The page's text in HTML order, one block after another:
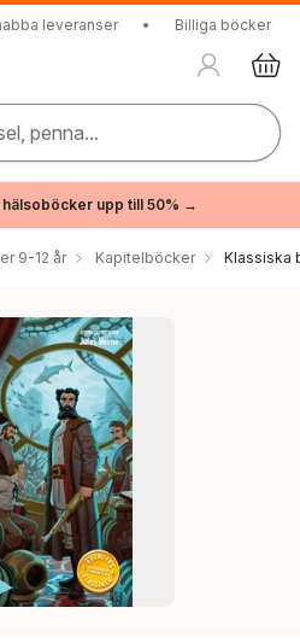
leveranser • Billiga böcker
penna...
hälsoböcker upp till 50% →
9-12 år Kapitelböcker Klassiska